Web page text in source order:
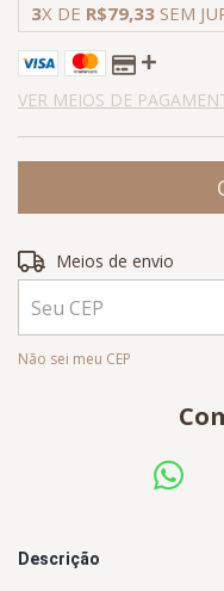
3X DE R$79,33 SEM
VER MEIOS DE
Entregas para o CEP:
Meios de envio
Não sei meu CEP
Descrição